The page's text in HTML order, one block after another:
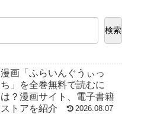
検索
漫画「ふらいんぐうぃっ
ち」を全巻無料で読むに
は？漫画サイト、電子書籍
ストアを紹介
2026.08.07